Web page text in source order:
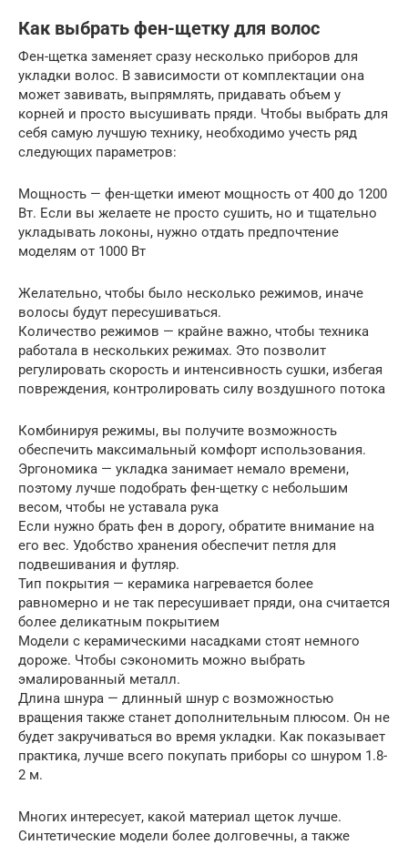
Как выбрать фен-щетку для волос
Фен-щетка заменяет сразу несколько приборов для
укладки волос. В зависимости от комплектации она
может завивать, выпрямлять, придавать объем у
корней и просто высушивать пряди. Чтобы выбрать для
себя самую лучшую технику, необходимо учесть ряд
следующих параметров:
Мощность — фен-щетки имеют мощность от 400 до 1200
Вт. Если вы желаете не просто сушить, но и тщательно
укладывать локоны, нужно отдать предпочтение
моделям от 1000 Вт
Желательно, чтобы было несколько режимов, иначе
волосы будут пересушиваться.
Количество режимов — крайне важно, чтобы техника
работала в нескольких режимах. Это позволит
регулировать скорость и интенсивность сушки, избегая
повреждения, контролировать силу воздушного потока
Комбинируя режимы, вы получите возможность
обеспечить максимальный комфорт использования.
Эргономика — укладка занимает немало времени,
поэтому лучше подобрать фен-щетку с небольшим
весом, чтобы не уставала рука
Если нужно брать фен в дорогу, обратите внимание на
его вес. Удобство хранения обеспечит петля для
подвешивания и футляр.
Тип покрытия — керамика нагревается более
равномерно и не так пересушивает пряди, она считается
более деликатным покрытием
Модели с керамическими насадками стоят немного
дороже. Чтобы сэкономить можно выбрать
эмалированный металл.
Длина шнура — длинный шнур с возможностью
вращения также станет дополнительным плюсом. Он не
будет закручиваться во время укладки. Как показывает
практика, лучше всего покупать приборы со шнуром 1.8-
2 м.
Многих интересует, какой материал щеток лучше.
Синтетические модели более долговечны, а также